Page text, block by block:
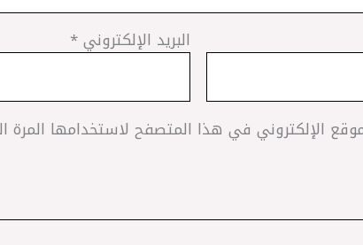
البريد الإلكتروني*
الإلكتروني في هذا المتصفح لاستخدامها المرة